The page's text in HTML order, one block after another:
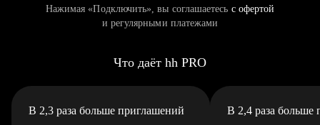
Нажимая «Подключить», вы соглашаетесь с офертой
и регулярными платежами
Что даёт hh PRO
В 2,3 раза больше приглашений В 2,4 раза больше